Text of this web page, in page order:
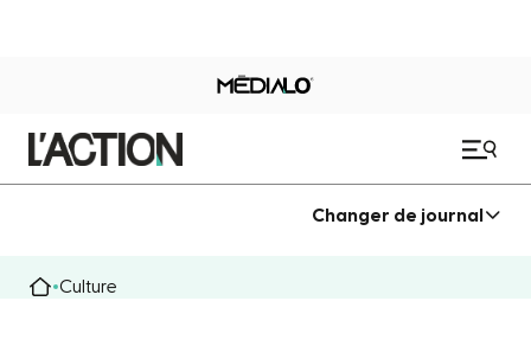
Changer de journal
Culture